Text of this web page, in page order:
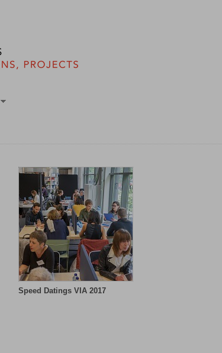
Speed Datings VIA 2017